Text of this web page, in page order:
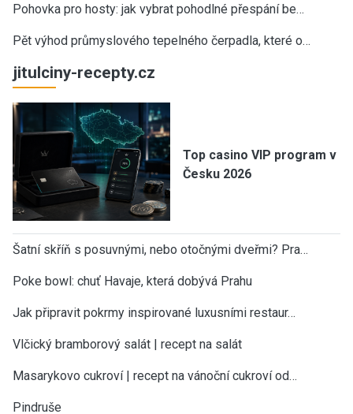
Pohovka pro hosty: jak vybrat pohodlné přespání be…
Pět výhod průmyslového tepelného čerpadla, které o…
jitulciny-recepty.cz
Top casino VIP program v
Česku 2026
Šatní skříň s posuvnými, nebo otočnými dveřmi? Pra…
Poke bowl: chuť Havaje, která dobývá Prahu
Jak připravit pokrmy inspirované luxusními restaur…
Vlčický bramborový salát | recept na salát
Masarykovo cukroví | recept na vánoční cukroví od…
Pindruše